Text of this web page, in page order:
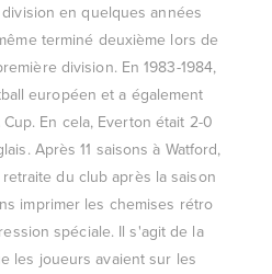
en quelques années
terminé deuxième lors de
division. En 1983-1984,
européen et a également
En cela, Everton était 2-0
Après 11 saisons à Watford,
du club après la saison
imprimer les chemises rétro
spéciale. Il s'agit de la
les joueurs avaient sur les